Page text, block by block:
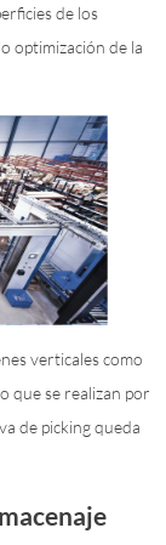
de los
optimización de la
verticales como
que se realizan por
de picking queda